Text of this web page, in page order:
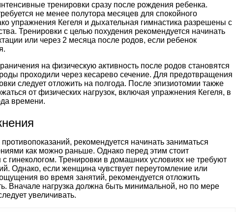
тренировки сразу после рождения ребенка.
не менее полутора месяцев для спокойного
упражнения Кегеля и дыхательная гимнастика разрешены с
Тренировки с целью похудения рекомендуется начинать
или через 2 месяца после родов, если ребенок
на физическую активность после родов становятся
проходили через кесарево сечение. Для предотвращения
следует отложить на полгода. После эпизиотомии также
от физических нагрузок, включая упражнения Кегеля, в
времени.
рекомендуется начинать заниматься
как можно раньше. Однако перед этим стоит
с гинекологом. Тренировки в домашних условиях не требуют
Однако, если женщина чувствует переутомление или
во время занятий, рекомендуется отложить
Вначале нагрузка должна быть минимальной, но по мере
увеличивать.